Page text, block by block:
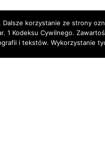
korzystanie ze strony
Kodeksu Cywilnego.
i tekstów. Wykorzystanie